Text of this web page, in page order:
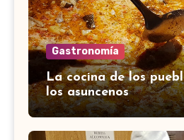
Gastronomía
La cocina de los
los asuncenos